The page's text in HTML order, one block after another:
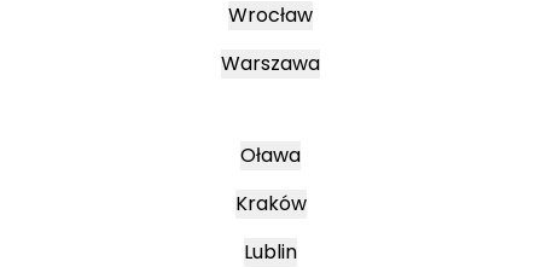
Wrocław
Warszawa
Oława
Kraków
Lublin